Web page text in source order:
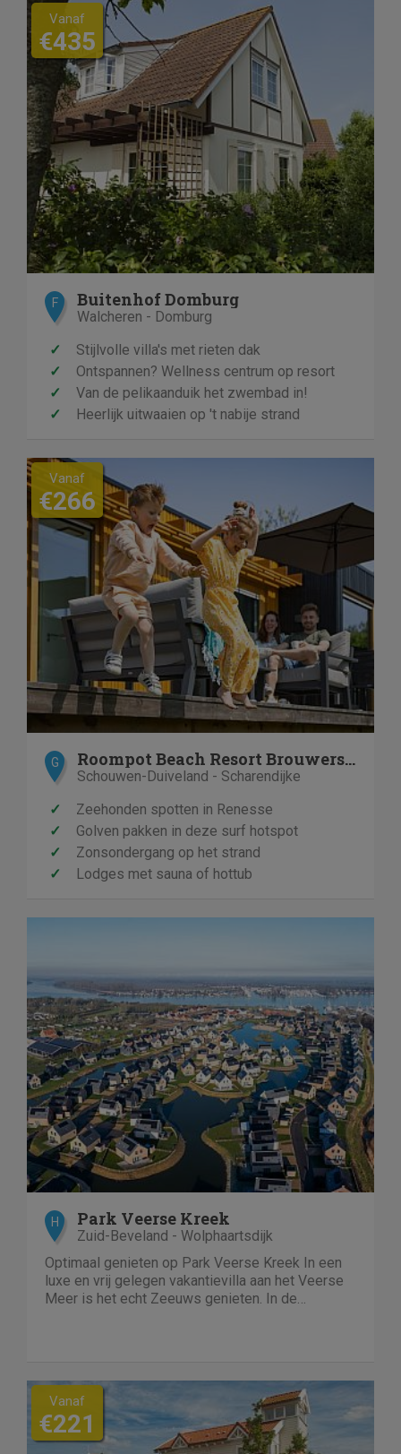
Vanaf
€435
F Buitenhof Domburg
Walcheren - Domburg
✓
Stijlvolle villa's met rieten dak
✓
Ontspannen? Wellness centrum op resort
✓
Van de pelikaanduik het zwembad in!
✓
Heerlijk uitwaaien op 't nabije strand
Vanaf
€266
G Roompot Beach Resort Brouwersdam
Schouwen-Duiveland - Scharendijke
✓
Zeehonden spotten in Renesse
✓
Golven pakken in deze surf hotspot
✓
Zonsondergang op het strand
✓
Lodges met sauna of hottub
H Park Veerse Kreek
Zuid-Beveland - Wolphaartsdijk
Optimaal genieten op Park Veerse Kreek In een
luxe en vrij gelegen vakantievilla aan het Veerse
Meer is het echt Zeeuws genieten. In de
Vanaf
€221